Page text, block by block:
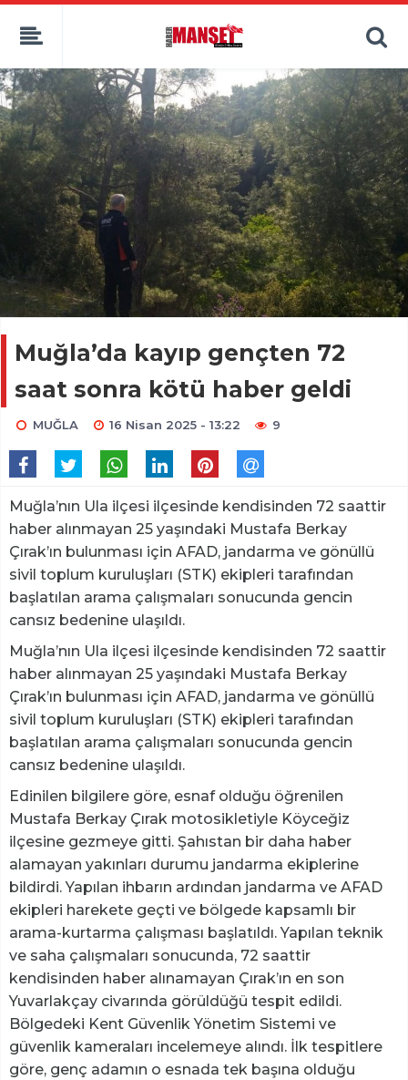
Muğla’da kayıp gençten 72
saat sonra kötü haber geldi
MUĞLA 16 Nisan 2025 - 13:22 9
Muğla’nın Ula ilçesi ilçesinde kendisinden 72 saattir
haber alınmayan 25 yaşındaki Mustafa Berkay
Çırak’ın bulunması için AFAD, jandarma ve gönüllü
sivil toplum kuruluşları (STK) ekipleri tarafından
başlatılan arama çalışmaları sonucunda gencin
cansız bedenine ulaşıldı.
Muğla’nın Ula ilçesi ilçesinde kendisinden 72 saattir
haber alınmayan 25 yaşındaki Mustafa Berkay
Çırak’ın bulunması için AFAD, jandarma ve gönüllü
sivil toplum kuruluşları (STK) ekipleri tarafından
başlatılan arama çalışmaları sonucunda gencin
cansız bedenine ulaşıldı.
Edinilen bilgilere göre, esnaf olduğu öğrenilen
Mustafa Berkay Çırak motosikletiyle Köyceğiz
ilçesine gezmeye gitti. Şahıstan bir daha haber
alamayan yakınları durumu jandarma ekiplerine
bildirdi. Yapılan ihbarın ardından jandarma ve AFAD
ekipleri harekete geçti ve bölgede kapsamlı bir
arama-kurtarma çalışması başlatıldı. Yapılan teknik
ve saha çalışmaları sonucunda, 72 saattir
kendisinden haber alınamayan Çırak’ın en son
Yuvarlakçay civarında görüldüğü tespit edildi.
Bölgedeki Kent Güvenlik Yönetim Sistemi ve
güvenlik kameraları incelemeye alındı. İlk tespitlere
göre, genç adamın o esnada tek başına olduğu